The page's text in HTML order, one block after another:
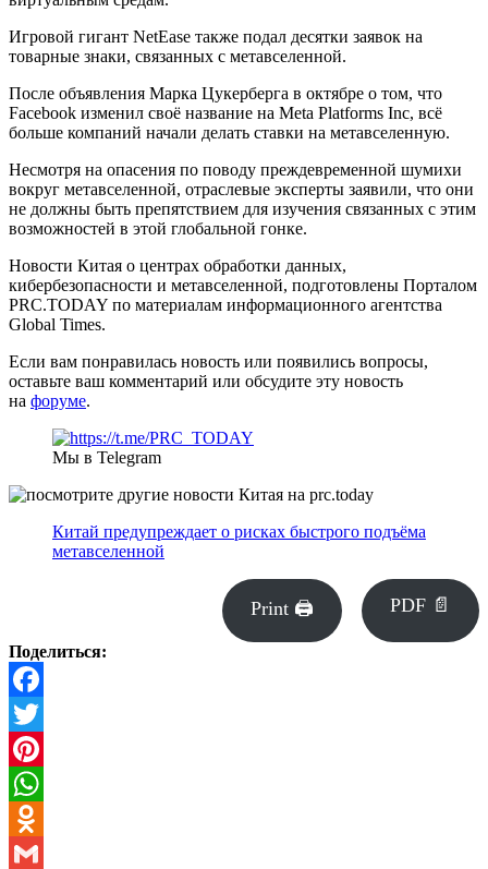
Игровой гигант NetEase также подал десятки заявок на
товарные знаки, связанных с метавселенной.
После объявления Марка Цукерберга в октябре о том, что
Facebook изменил своё название на Meta Platforms Inc, всё
больше компаний начали делать ставки на метавселенную.
Несмотря на опасения по поводу преждевременной шумихи
вокруг метавселенной, отраслевые эксперты заявили, что они
не должны быть препятствием для изучения связанных с этим
возможностей в этой глобальной гонке.
Новости Китая о центрах обработки данных,
кибербезопасности и метавселенной, подготовлены Порталом
PRC.TODAY по материалам информационного агентства
Global Times.
Если вам понравилась новость или появились вопросы,
оставьте ваш комментарий или обсудите эту новость
на форуме.
Мы в Telegram
Китай предупреждает о рисках быстрого подъёма
метавселенной
Print 🖨 PDF 📄
Поделиться:
Facebook
Twitter
Pinterest
WhatsApp
Odnoklassniki